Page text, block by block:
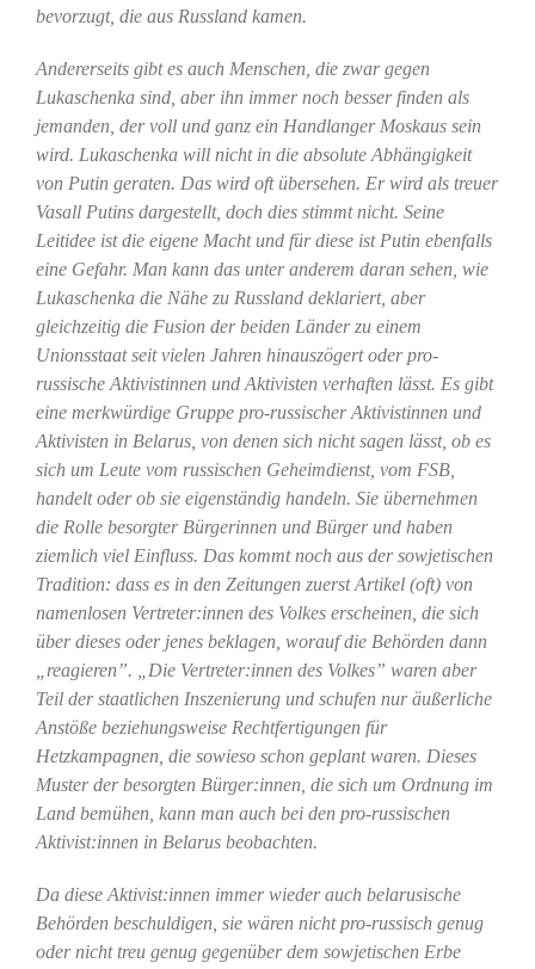
bevorzugt, die aus Russland kamen.
Andererseits gibt es auch Menschen, die zwar gegen
Lukaschenka sind, aber ihn immer noch besser finden als
jemanden, der voll und ganz ein Handlanger Moskaus sein
wird. Lukaschenka will nicht in die absolute Abhängigkeit
von Putin geraten. Das wird oft übersehen. Er wird als treuer
Vasall Putins dargestellt, doch dies stimmt nicht. Seine
Leitidee ist die eigene Macht und für diese ist Putin ebenfalls
eine Gefahr. Man kann das unter anderem daran sehen, wie
Lukaschenka die Nähe zu Russland deklariert, aber
gleichzeitig die Fusion der beiden Länder zu einem
Unionsstaat seit vielen Jahren hinauszögert oder pro-
russische Aktivistinnen und Aktivisten verhaften lässt. Es gibt
eine merkwürdige Gruppe pro-russischer Aktivistinnen und
Aktivisten in Belarus, von denen sich nicht sagen lässt, ob es
sich um Leute vom russischen Geheimdienst, vom FSB,
handelt oder ob sie eigenständig handeln. Sie übernehmen
die Rolle besorgter Bürgerinnen und Bürger und haben
ziemlich viel Einfluss. Das kommt noch aus der sowjetischen
Tradition: dass es in den Zeitungen zuerst Artikel (oft) von
namenlosen Vertreter:innen des Volkes erscheinen, die sich
über dieses oder jenes beklagen, worauf die Behörden dann
„reagieren”. „Die Vertreter:innen des Volkes” waren aber
Teil der staatlichen Inszenierung und schufen nur äußerliche
Anstöße beziehungsweise Rechtfertigungen für
Hetzkampagnen, die sowieso schon geplant waren. Dieses
Muster der besorgten Bürger:innen, die sich um Ordnung im
Land bemühen, kann man auch bei den pro-russischen
Aktivist:innen in Belarus beobachten.
Da diese Aktivist:innen immer wieder auch belarusische
Behörden beschuldigen, sie wären nicht pro-russisch genug
oder nicht treu genug gegenüber dem sowjetischen Erbe